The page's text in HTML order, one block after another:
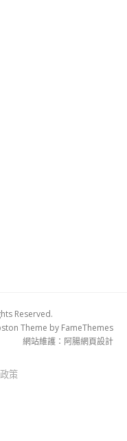
Reserved.
Theme by FameThemes
網站維護： 阿腸網頁設計
策